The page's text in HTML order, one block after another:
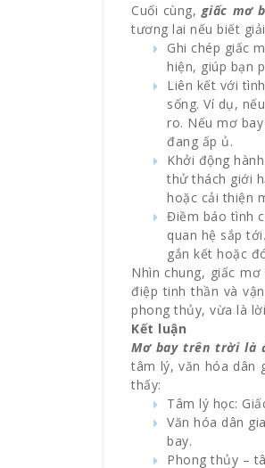
Cuối cùng, giấc mơ
tương lai nếu biết
Ghi chép giấc
hiện, giúp bạn
Liên kết với
sống. Ví dụ,
ro. Nếu mơ
đang ấp ủ.
Khởi động
thử thách giới
hoặc cải thiện
Điềm báo tình
quan hệ sắp
gắn kết hoặc
Nhìn chung, giấc
điệp tinh thần và
phong thủy, vừa là
Kết luận
Mơ bay trên trời là
tâm lý, văn hóa dân
thấy:
Tâm lý học:
Văn hóa dân
bay.
Phong thủy –